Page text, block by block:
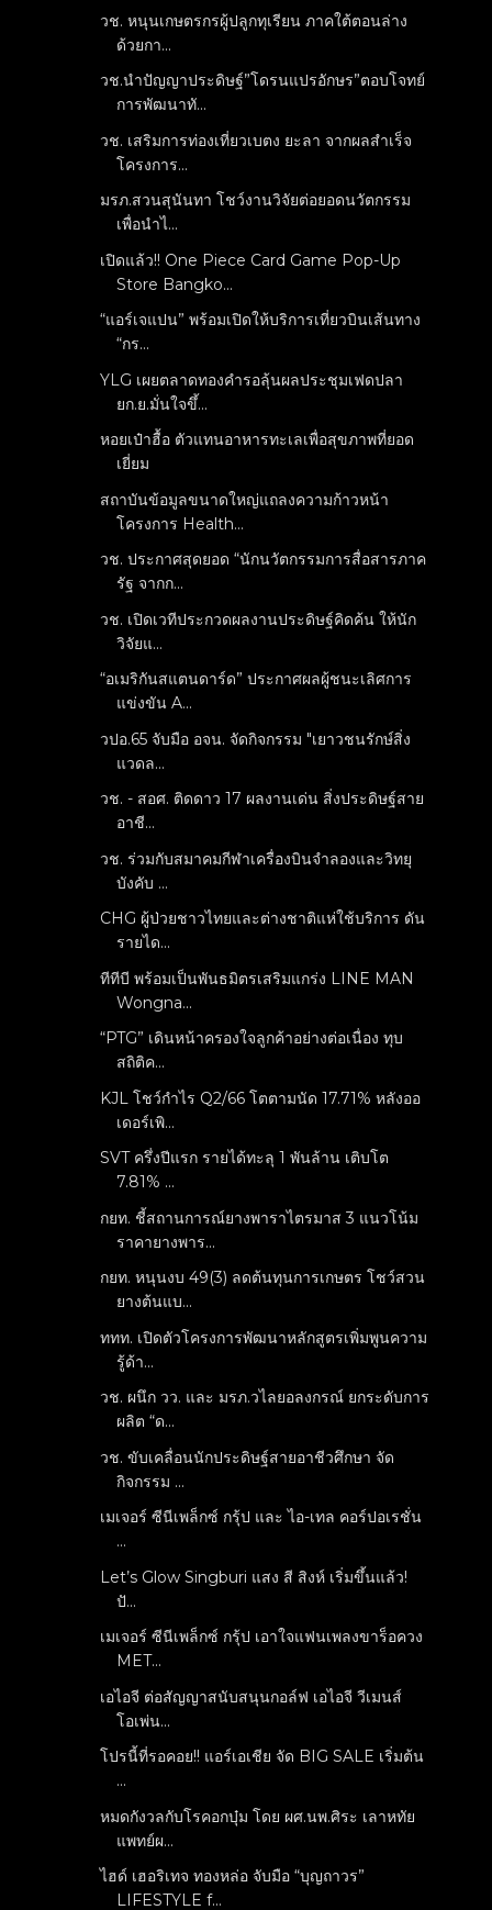
วช. หนุนเกษตรกรผู้ปลูกทุเรียน ภาคใต้ตอนล่าง
ด้วยกา...
วช.นำปัญญาประดิษฐ์”โดรนแปรอักษร”ตอบโจทย์
การพัฒนาทั...
วช. เสริมการท่องเที่ยวเบตง ยะลา จากผลสำเร็จ
โครงการ...
มรภ.สวนสุนันทา โชว์งานวิจัยต่อยอดนวัตกรรม
เพื่อนำไ...
เปิดแล้ว!! One Piece Card Game Pop-Up
Store Bangko...
“แอร์เจแปน” พร้อมเปิดให้บริการเที่ยวบินเส้นทาง
“กร...
YLG เผยตลาดทองคำรอลุ้นผลประชุมเฟดปลา
ยก.ย.มั่นใจขึ้...
หอยเป๋าฮื้อ ตัวแทนอาหารทะเลเพื่อสุขภาพที่ยอด
เยี่ยม
สถาบันข้อมูลขนาดใหญ่แถลงความก้าวหน้า
โครงการ Health...
วช. ประกาศสุดยอด “นักนวัตกรรมการสื่อสารภาค
รัฐ จากก...
วช. เปิดเวทีประกวดผลงานประดิษฐ์คิดค้น ให้นัก
วิจัยแ...
“อเมริกันสแตนดาร์ด” ประกาศผลผู้ชนะเลิศการ
แข่งขัน A...
วปอ.65 จับมือ อจน. จัดกิจกรรม "เยาวชนรักษ์สิ่ง
แวดล...
วช. - สอศ. ติดดาว 17 ผลงานเด่น สิ่งประดิษฐ์สาย
อาชี...
วช. ร่วมกับสมาคมกีฬาเครื่องบินจำลองและวิทยุ
บังคับ ...
CHG ผู้ป่วยชาวไทยและต่างชาติแห่ใช้บริการ ดัน
รายได...
ทีทีบี พร้อมเป็นพันธมิตรเสริมแกร่ง LINE MAN
Wongna...
“PTG” เดินหน้าครองใจลูกค้าอย่างต่อเนื่อง ทุบ
สถิติค...
KJL โชว์กำไร Q2/66 โตตามนัด 17.71% หลังออ
เดอร์เพิ...
SVT ครึ่งปีแรก รายได้ทะลุ 1 พันล้าน เติบโต
7.81% ...
กยท. ชี้สถานการณ์ยางพาราไตรมาส 3 แนวโน้ม
ราคายางพาร...
กยท. หนุนงบ 49(3) ลดต้นทุนการเกษตร โชว์สวน
ยางต้นแบ...
ททท. เปิดตัวโครงการพัฒนาหลักสูตรเพิ่มพูนความ
รู้ด้า...
วช. ผนึก วว. และ มรภ.วไลยอลงกรณ์ ยกระดับการ
ผลิต “ด...
วช. ขับเคลื่อนนักประดิษฐ์สายอาชีวศึกษา จัด
กิจกรรม ...
เมเจอร์ ซีนีเพล็กซ์ กรุ้ป และ ไอ-เทล คอร์ปอเรชั่น
...
Let’s Glow Singburi แสง สี สิงห์ เริ่มขึ้นแล้ว!
ปั...
เมเจอร์ ซีนีเพล็กซ์ กรุ้ป เอาใจแฟนเพลงขาร็อควง
MET...
เอไอจี ต่อสัญญาสนับสนุนกอล์ฟ เอไอจี วีเมนส์
โอเพ่น...
โปรนี้ที่รอคอย!! แอร์เอเชีย จัด BIG SALE เริ่มต้น
...
หมดกังวลกับโรคอกบุ๋ม โดย ผศ.นพ.ศิระ เลาหทัย
แพทย์ผ...
ไฮด์ เฮอริเทจ ทองหล่อ จับมือ “บุญถาวร”
LIFESTYLE f...